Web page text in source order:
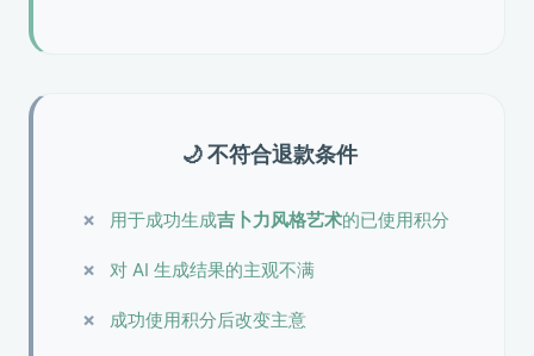
🌙 不符合退款条件
用于成功生成吉卜力风格艺术的已使用积分
对 AI 生成结果的主观不满
成功使用积分后改变主意